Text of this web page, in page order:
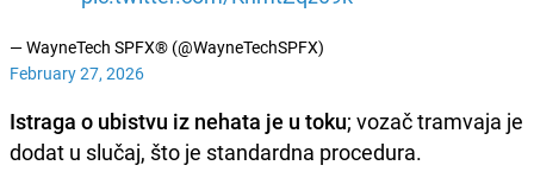
— WayneTech SPFX®️ (@WayneTechSPFX)
February 27, 2026
Istraga o ubistvu iz nehata je u toku; vozač tramvaja je
dodat u slučaj, što je standardna procedura.